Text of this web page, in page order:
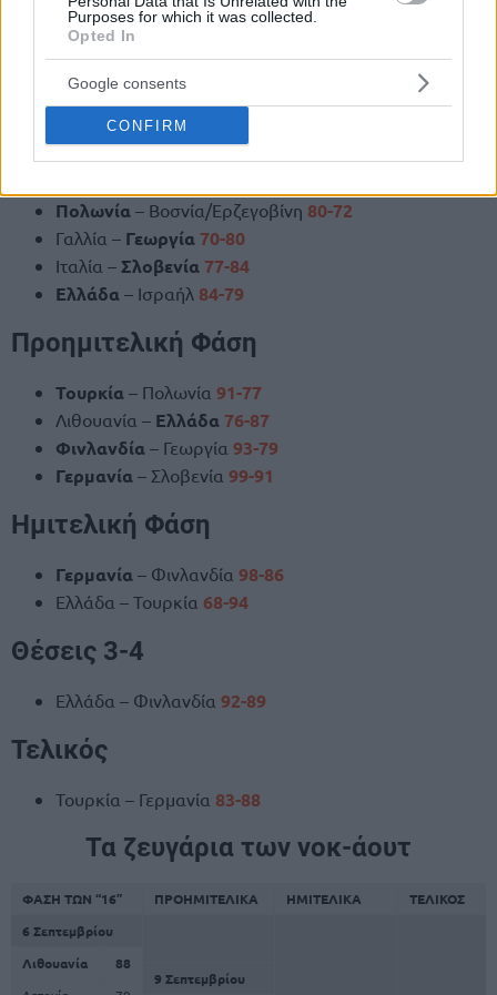
Purposes for which it was collected.
Opted In
Google consents
CONFIRM
Φάση των “16”
Τουρκία
85-79
Γερμανία– Πορτογαλία
Λιθουανία
88-79
Πολωνία – Βοσνία/Ερζεγοβίνη 80-72
Γαλλία – Γεωργία 70-80
Ιταλία – Σλοβενία 77-84
Ελλάδα – Ισραήλ 84-79
Προημιτελική Φάση
Τουρκία – Πολωνία 91-77
Λιθουανία – Ελλάδα 76-87
Φινλανδία – Γεωργία 93-79
Γερμανία – Σλοβενία 99-91
Ημιτελική Φάση
Γερμανία – Φινλανδία 98-86
Ελλάδα – Τουρκία 68-94
Θέσεις 3-4
Ελλάδα – Φινλανδία 92-89
Τελικός
Τουρκία – Γερμανία 83-88
Τα ζευγάρια των νοκ-άουτ
ΦΑΣΗ ΤΩΝ “16” ΠΡΟΗΜΙΤΕΛΙΚΑ ΗΜΙΤΕΛΙΚΑ
ΤΕΛΙΚΟΣ
6 Σεπτεμβρίου
Λιθουανία
88
9 Σεπτεμβρίου